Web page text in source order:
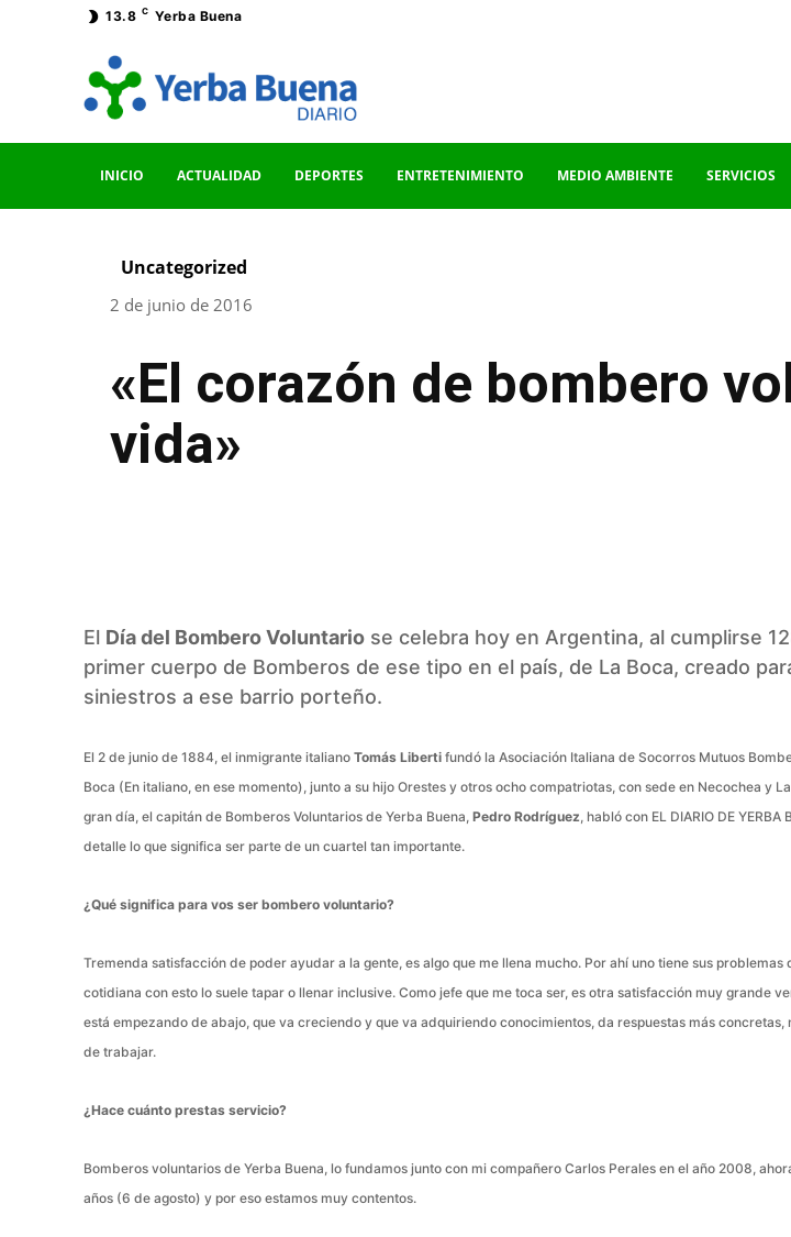
13.8 C Yerba Buena
INICIO ACTUALIDAD DEPORTES ENTRETENIMIENTO MEDIO AMBIENTE SERVICIOS
Uncategorized
2 de junio de 2016
«El corazón de bombero
vida»
El Día del Bombero Voluntario se celebra hoy en Argentina, al cumplirse
primer cuerpo de Bomberos de ese tipo en el país, de La Boca, creado
siniestros a ese barrio porteño.
El 2 de junio de 1884, el inmigrante italiano Tomás Liberti fundó la Asociación Italiana de Socorros Mutuos
Boca (En italiano, en ese momento), junto a su hijo Orestes y otros ocho compatriotas, con sede en Necochea y
gran día, el capitán de Bomberos Voluntarios de Yerba Buena, Pedro Rodríguez, habló con EL DIARIO DE YERBA
detalle lo que significa ser parte de un cuartel tan importante.
¿Qué significa para vos ser bombero voluntario?
Tremenda satisfacción de poder ayudar a la gente, es algo que me llena mucho. Por ahí uno tiene sus problemas
cotidiana con esto lo suele tapar o llenar inclusive. Como jefe que me toca ser, es otra satisfacción muy grande
está empezando de abajo, que va creciendo y que va adquiriendo conocimientos, da respuestas más concretas,
de trabajar.
¿Hace cuánto prestas servicio?
Bomberos voluntarios de Yerba Buena, lo fundamos junto con mi compañero Carlos Perales en el año 2008,
años (6 de agosto) y por eso estamos muy contentos.